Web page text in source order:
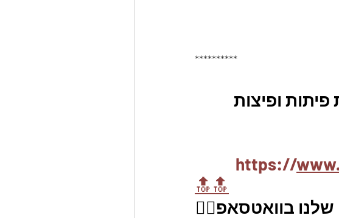
**********
ופיצות
https://
🔝🔝
בוואטסאפ👇🏼